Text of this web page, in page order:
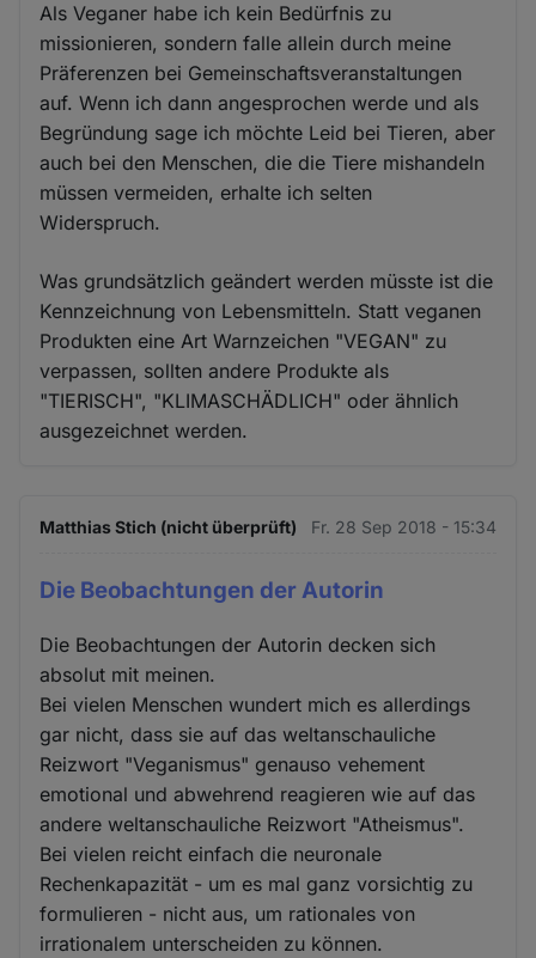
Als Veganer habe ich kein Bedürfnis zu
missionieren, sondern falle allein durch meine
Präferenzen bei Gemeinschaftsveranstaltungen
auf. Wenn ich dann angesprochen werde und als
Begründung sage ich möchte Leid bei Tieren, aber
auch bei den Menschen, die die Tiere mishandeln
müssen vermeiden, erhalte ich selten
Widerspruch.
Was grundsätzlich geändert werden müsste ist die
Kennzeichnung von Lebensmitteln. Statt veganen
Produkten eine Art Warnzeichen "VEGAN" zu
verpassen, sollten andere Produkte als
"TIERISCH", "KLIMASCHÄDLICH" oder ähnlich
ausgezeichnet werden.
Matthias Stich (nicht überprüft) Fr. 28 Sep 2018 - 15:34
Die Beobachtungen der Autorin
Die Beobachtungen der Autorin decken sich
absolut mit meinen.
Bei vielen Menschen wundert mich es allerdings
gar nicht, dass sie auf das weltanschauliche
Reizwort "Veganismus" genauso vehement
emotional und abwehrend reagieren wie auf das
andere weltanschauliche Reizwort "Atheismus".
Bei vielen reicht einfach die neuronale
Rechenkapazität - um es mal ganz vorsichtig zu
formulieren - nicht aus, um rationales von
irrationalem unterscheiden zu können.